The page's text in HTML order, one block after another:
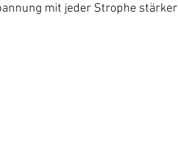
mit jeder Strophe stärker